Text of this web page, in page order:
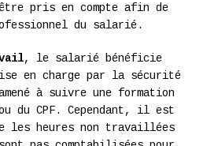
pris en compte afin de
du salarié.
, le salarié bénéficie
en charge par la sécurité
à suivre une formation
du CPF. Cependant, il est
les heures non travaillées